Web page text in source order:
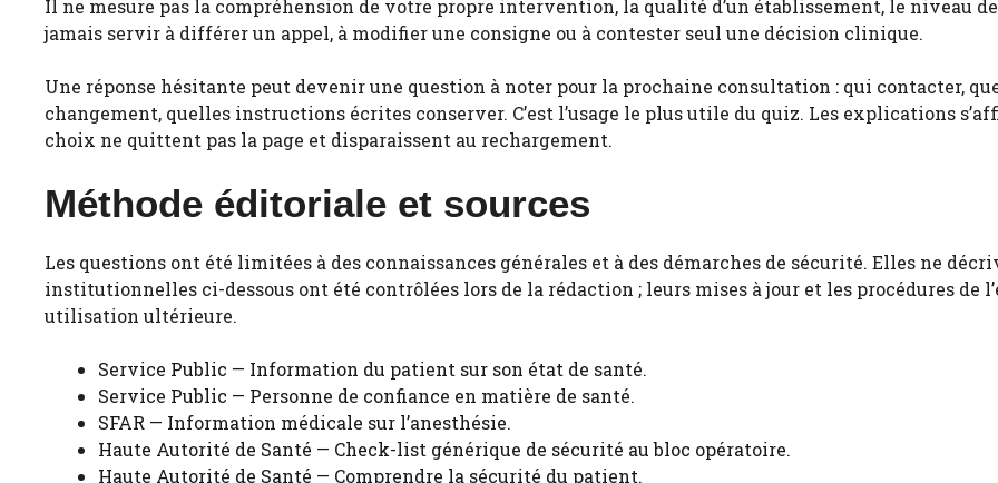
Il ne mesure pas la compréhension de votre propre intervention, la qualité d’un établissement, le niveau
jamais servir à différer un appel, à modifier une consigne ou à contester seul une décision clinique.
Une réponse hésitante peut devenir une question à noter pour la prochaine consultation : qui contacter,
changement, quelles instructions écrites conserver. C’est l’usage le plus utile du quiz. Les explications
choix ne quittent pas la page et disparaissent au rechargement.
Méthode éditoriale et sources
Les questions ont été limitées à des connaissances générales et à des démarches de sécurité. Elles ne
institutionnelles ci-dessous ont été contrôlées lors de la rédaction ; leurs mises à jour et les procédures
utilisation ultérieure.
Service Public — Information du patient sur son état de santé.
Service Public — Personne de confiance en matière de santé.
SFAR — Information médicale sur l’anesthésie.
Haute Autorité de Santé — Check-list générique de sécurité au bloc opératoire.
Haute Autorité de Santé — Comprendre la sécurité du patient.